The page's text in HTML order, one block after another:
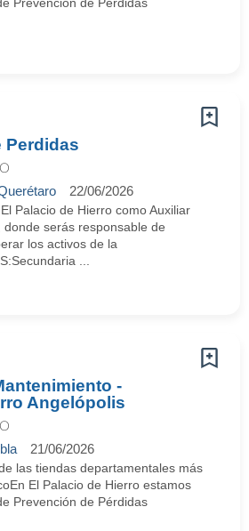
Perdidas
22/06/2026
Palacio de Hierro como Auxiliar
serás responsable de
los activos de la
...
-
Angelópolis
21/06/2026
las tiendas departamentales más
El Palacio de Hierro estamos
Prevención de Pérdidas